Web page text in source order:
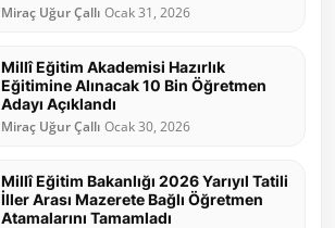
Miraç Uğur Çallı Ocak 31, 2026
Millî Eğitim Akademisi Hazırlık
Eğitimine Alınacak 10 Bin Öğretmen
Adayı Açıklandı
Miraç Uğur Çallı Ocak 30, 2026
Millî Eğitim Bakanlığı 2026 Yarıyıl Tatili
İller Arası Mazerete Bağlı Öğretmen
Atamalarını Tamamladı